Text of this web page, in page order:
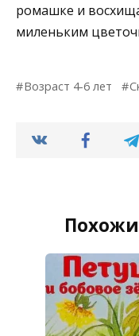
ромашке и
миленьким
Возраст 4-6 лет